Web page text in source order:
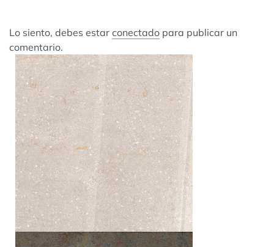
Lo siento, debes estar conectado para publicar un
comentario.